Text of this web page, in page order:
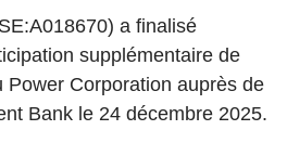
a finalisé
supplémentaire de
Power Corporation auprès de
Bank le 24 décembre 2025.